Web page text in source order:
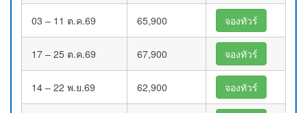
03 – 11 ต.ค.69 65,900 จองทัวร์
17 – 25 ต.ค.69 67,900 จองทัวร์
14 – 22 พ.ย.69 62,900 จองทัวร์